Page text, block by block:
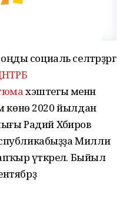
социаль селтәрҙәргә
хэштегы менән
көнө 2020 йылдан
Радий Хәбиров
Милли
үткәрелә. Быйыл